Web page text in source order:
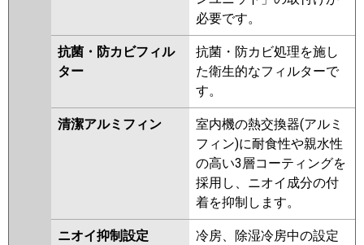
必要です。
抗菌・防カビフィル
ター
抗菌・防カビ処理を施し
た衛生的なフィルターで
す。
清潔アルミフィン
室内機の熱交換器(アルミ
フィン)に耐食性や親水性
の高い3層コーティングを
採用し、ニオイ成分の付
着を抑制します。
ニオイ抑制設定
冷房、除湿冷房中の設定